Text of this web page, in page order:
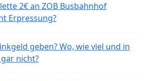
2€ an ZOB Busbahnhof
Erpressung?
geben? Wo, wie viel und in
nicht?